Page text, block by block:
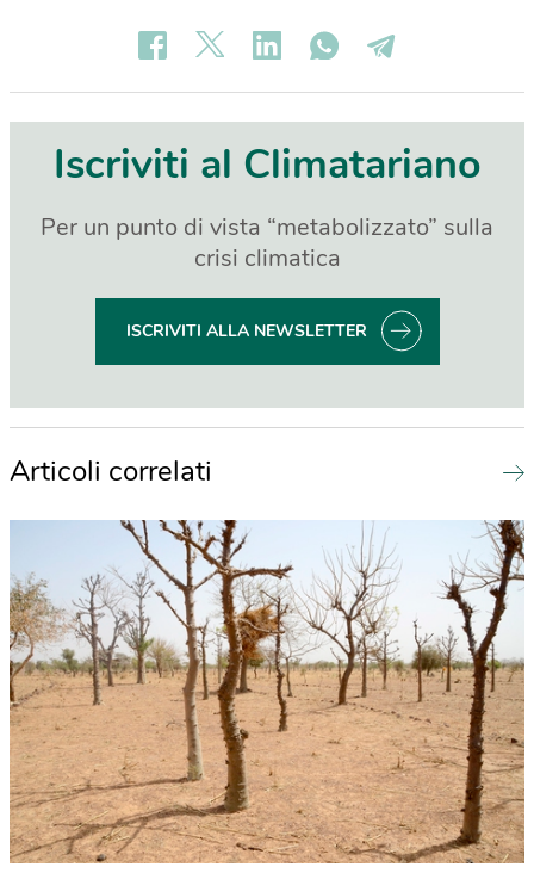
Iscriviti al Climatariano
Per un punto di vista “metabolizzato” sulla
crisi climatica
ISCRIVITI ALLA NEWSLETTER
Articoli correlati